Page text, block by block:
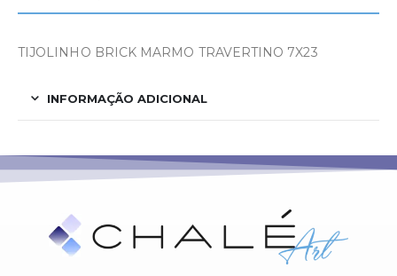
TIJOLINHO BRICK MARMO TRAVERTINO 7X23
INFORMAÇÃO ADICIONAL